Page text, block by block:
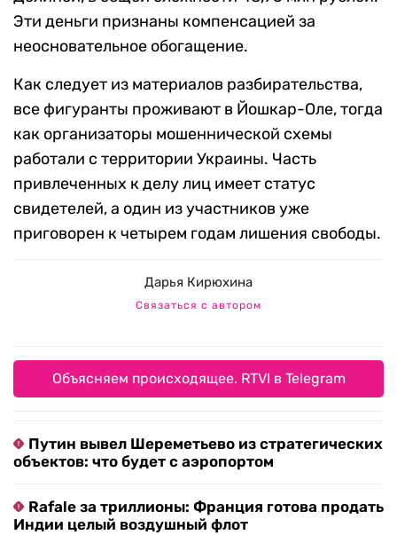
Эти деньги признаны компенсацией за
неосновательное обогащение.
Как следует из материалов разбирательства,
все фигуранты проживают в Йошкар-Оле, тогда
как организаторы мошеннической схемы
работали с территории Украины. Часть
привлеченных к делу лиц имеет статус
свидетелей, а один из участников уже
приговорен к четырем годам лишения свободы.
Дарья Кирюхина
Связаться с автором
Объясняем происходящее. RTVI в Telegram
Путин вывел Шереметьево из стратегических
объектов: что будет с аэропортом
Rafale за триллионы: Франция готова продать
Индии целый воздушный флот